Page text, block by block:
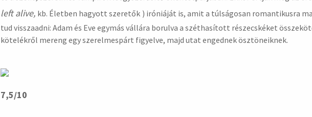
left alive, kb. Életben hagyott szeretők ) iróniáját is, amit a túlságosan romantikusra
tud visszaadni: Adam és Eve egymás vállára borulva a széthasított részecskéket
kötelékről mereng egy szerelmespárt figyelve, majd utat engednek ösztöneiknek.
7,5/10